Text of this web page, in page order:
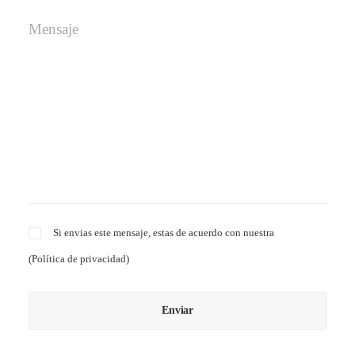
Si envias este mensaje, estas de acuerdo con nuestra
(Política de privacidad)